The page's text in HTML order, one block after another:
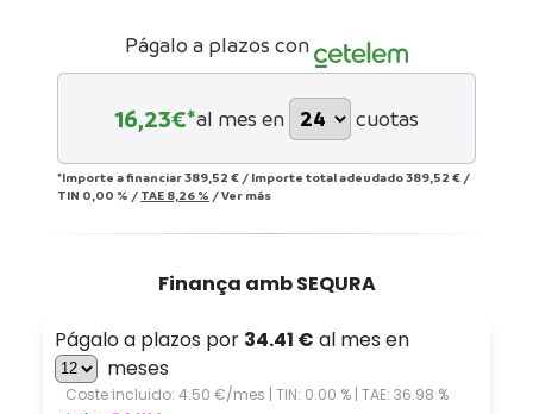
Págalo a plazos con
16,23€*al mes en cuotas
*Importe a financiar389,52 € / Importe total adeudado389,52 € /
TIN 0,00 % / TAE 8,26 % /Ver más
Finança amb SEQURA